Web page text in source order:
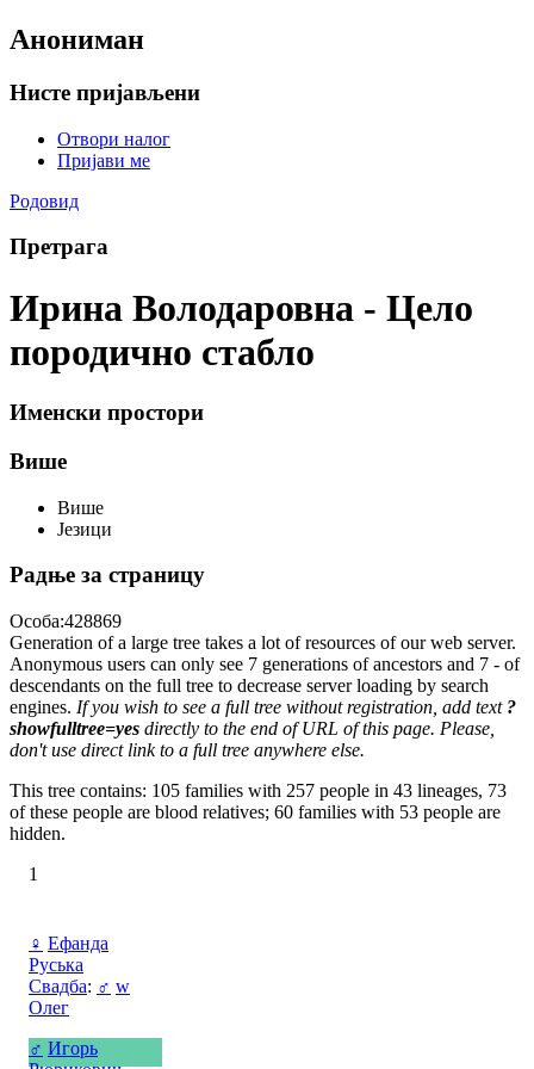
Анониман
Нисте пријављени
Отвори налог
Пријави ме
Родовид
Претрага
Ирина Володаровна - Цело
породично стабло
Именски простори
Више
Више
Језици
Радње за страницу
Особа:428869
Generation of a large tree takes a lot of resources of our web server.
Anonymous users can only see 7 generations of ancestors and 7 - of
descendants on the full tree to decrease server loading by search
engines. If you wish to see a full tree without registration, add text ?
showfulltree=yes directly to the end of URL of this page. Please,
don't use direct link to a full tree anywhere else.
This tree contains: 105 families with 257 people in 43 lineages, 73
of these people are blood relatives; 60 families with 53 people are
hidden.
1
♀ Ефанда
Руська
Свадба: ♂ w
Олег
♂ Игорь